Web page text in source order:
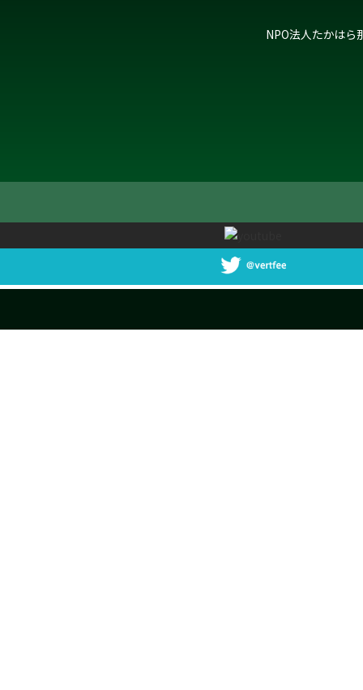
NPO法人たかはら